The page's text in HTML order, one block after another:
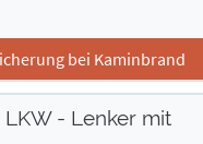
bei Kaminbrand
- Lenker mit